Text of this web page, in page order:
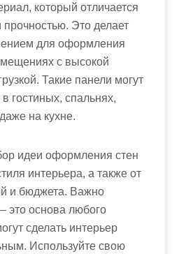
который отличается
Это делает
для оформления
с высокой
Такие панели могут
гостиных, спальнях,
на кухне.
идеи оформления стен
интерьера, а также от
и бюджета. Важно
это основа любого
сделать интерьер
Используйте свою